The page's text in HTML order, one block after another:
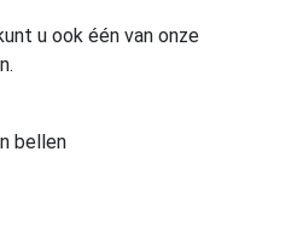
u ook één van onze
bellen